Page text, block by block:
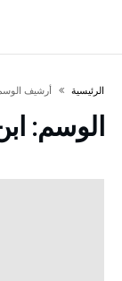
‫الرئيسية‬ ‫أرشيف الوسم
الوسم: